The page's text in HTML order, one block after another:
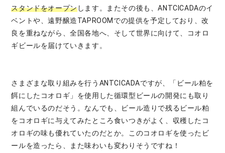
スタンドをオープンします。またその後も、ANTCICADAのイ
ベントや、遠野醸造TAPROOMでの提供を予定しており、改
良を重ねながら、全国各地へ、そして世界に向けて、コオロ
ギビールを届けていきます。
さまざまな取り組みを行うANTCICADAですが、「ビール粕を
餌にしたコオロギ」を使用した循環型ビールの開発にも取り
組んでいるのだそう。なんでも、ビール造りで残るビール粕
をコオロギに与えてみたところ食いつきがよく、収穫したコ
オロギの味も優れていたのだとか。このコオロギを使ったビ
ールを造ったら、また味わいも変わりそうですね！